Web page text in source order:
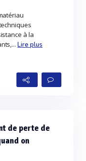
à la
Lire plus
de perte de
on